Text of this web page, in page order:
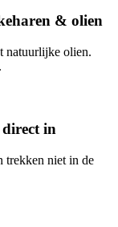
haren & olien
natuurlijke olien.
in
trekken niet in de